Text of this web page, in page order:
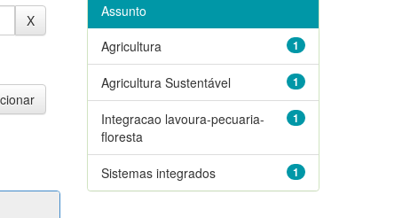
Assunto
1
Agricultura
1
Agricultura Sustentável
1
Integracao lavoura-pecuaria-
floresta
1
Sistemas integrados